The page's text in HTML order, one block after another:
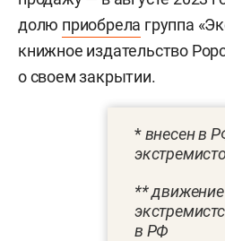
долю приобрела группа
книжное издательство
о своем закрытии.
*внесен в
**
в РФ